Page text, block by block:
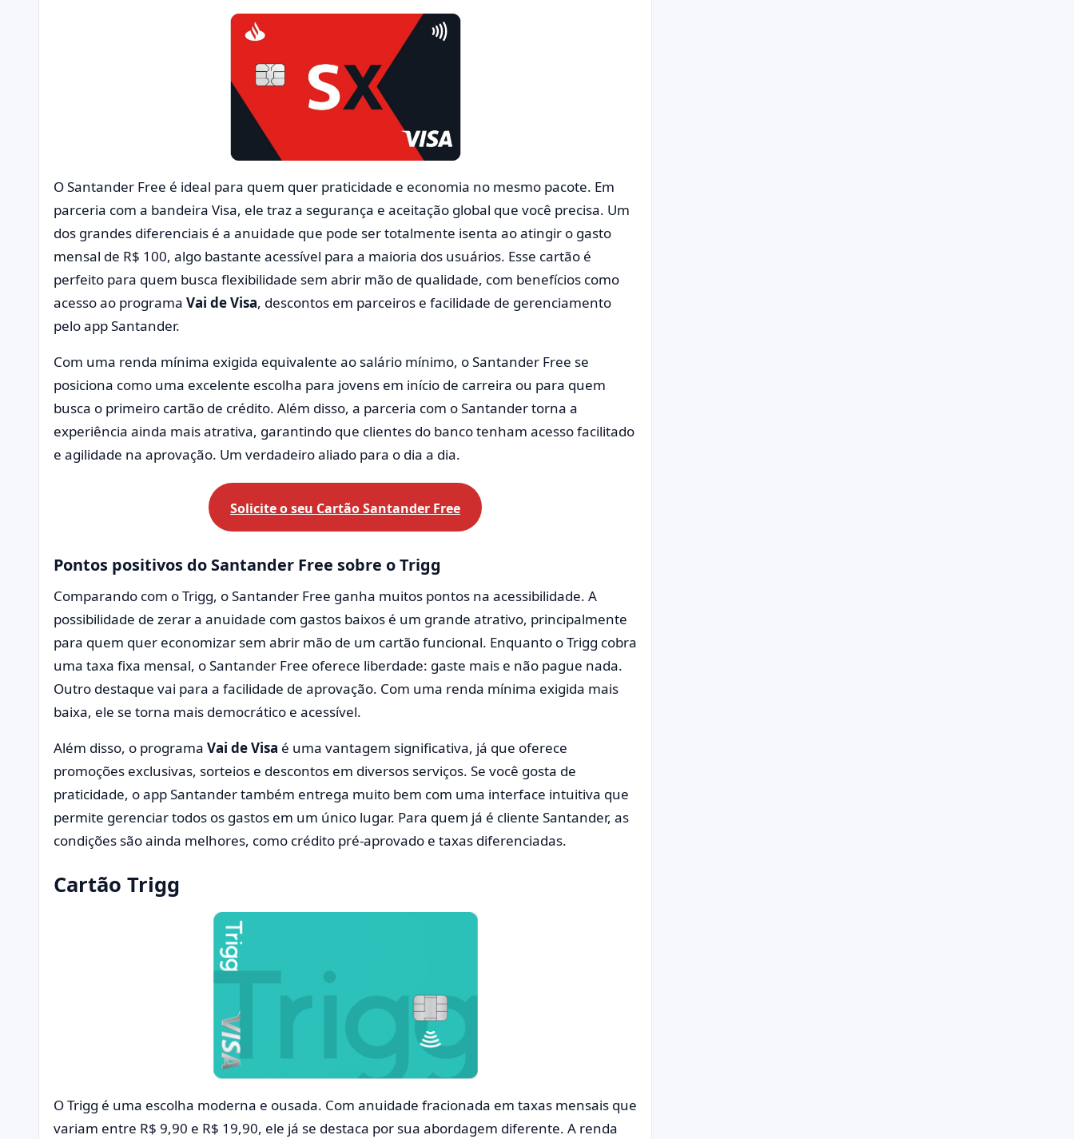
O Santander Free é ideal para quem quer praticidade e economia no mesmo pacote. Em
parceria com a bandeira Visa, ele traz a segurança e aceitação global que você precisa. Um
dos grandes diferenciais é a anuidade que pode ser totalmente isenta ao atingir o gasto
mensal de R$ 100, algo bastante acessível para a maioria dos usuários. Esse cartão é
perfeito para quem busca flexibilidade sem abrir mão de qualidade, com benefícios como
acesso ao programa Vai de Visa, descontos em parceiros e facilidade de gerenciamento
pelo app Santander.
Com uma renda mínima exigida equivalente ao salário mínimo, o Santander Free se
posiciona como uma excelente escolha para jovens em início de carreira ou para quem
busca o primeiro cartão de crédito. Além disso, a parceria com o Santander torna a
experiência ainda mais atrativa, garantindo que clientes do banco tenham acesso facilitado
e agilidade na aprovação. Um verdadeiro aliado para o dia a dia.
Solicite o seu Cartão Santander Free
Pontos positivos do Santander Free sobre o Trigg
Comparando com o Trigg, o Santander Free ganha muitos pontos na acessibilidade. A
possibilidade de zerar a anuidade com gastos baixos é um grande atrativo, principalmente
para quem quer economizar sem abrir mão de um cartão funcional. Enquanto o Trigg cobra
uma taxa fixa mensal, o Santander Free oferece liberdade: gaste mais e não pague nada.
Outro destaque vai para a facilidade de aprovação. Com uma renda mínima exigida mais
baixa, ele se torna mais democrático e acessível.
Além disso, o programa Vai de Visa é uma vantagem significativa, já que oferece
promoções exclusivas, sorteios e descontos em diversos serviços. Se você gosta de
praticidade, o app Santander também entrega muito bem com uma interface intuitiva que
permite gerenciar todos os gastos em um único lugar. Para quem já é cliente Santander, as
condições são ainda melhores, como crédito pré-aprovado e taxas diferenciadas.
Cartão Trigg
O Trigg é uma escolha moderna e ousada. Com anuidade fracionada em taxas mensais que
variam entre R$ 9,90 e R$ 19,90, ele já se destaca por sua abordagem diferente. A renda